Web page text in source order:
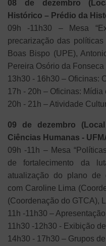
08 de dezembro
Histórico – Prédio da
09h -11h30 – Mesa
precarização das
Boas Bispo (UPE),
Pereira Osório da Fonseca
13h30 - 16h30 – Oficinas:
17h - 20h – Oficinas:
20h - 21h – Atividade
09 de dezembro
Ciências Humanas -
09h -11h – Mesa
de fortalecimento da
atualização do plano de
com Caroline Lima
(Coordenação do GTCA),
11h -11h30 –
11h30 -12h30 - Exibição
14h30 - 17h30 – Grupos